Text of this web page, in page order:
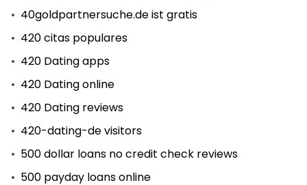
40goldpartnersuche.de ist gratis
420 citas populares
420 Dating apps
420 Dating online
420 Dating reviews
420-dating-de visitors
500 dollar loans no credit check reviews
500 payday loans online